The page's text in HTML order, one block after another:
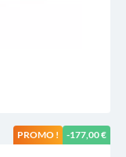
PROMO ! -177,00 €